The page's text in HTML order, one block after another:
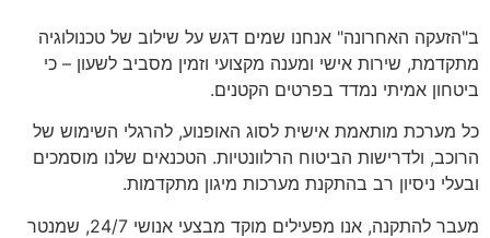
ב"הזעקה האחרונה" אנחנו שמים דגש על שילוב של טכנולוגיה
מתקדמת, שירות אישי ומענה מקצועי וזמין מסביב לשעון – כי
ביטחון אמיתי נמדד בפרטים הקטנים.
כל מערכת מותאמת אישית לסוג האופנוע, להרגלי השימוש של
הרוכב, ולדרישות הביטוח הרלוונטיות. הטכנאים שלנו מוסמכים
ובעלי ניסיון רב בהתקנת מערכות מיגון מתקדמות.
מעבר להתקנה, אנו מפעילים מוקד מבצעי אנושי 24/7, שמנטר